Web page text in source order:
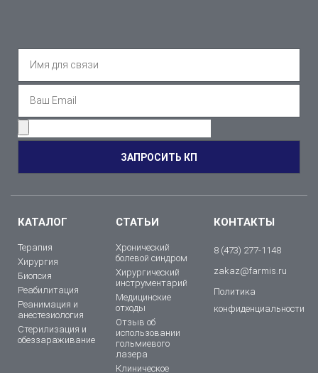
ЗАПРОСИТЬ КП
КАТАЛОГ
Терапия
Хирургия
Биопсия
Реабилитация
Реанимация и
анестезиология
Стерилизация и
обеззараживание
СТАТЬИ
Хронический
болевой синдром
Хирургический
инструментарий
Медицинские
отходы
Отзыв об
использовании
гольмиевого
лазера
Клиническое
КОНТАКТЫ
8 (473) 277-1148
zakaz@farmis.ru
Политика
конфиденциальности